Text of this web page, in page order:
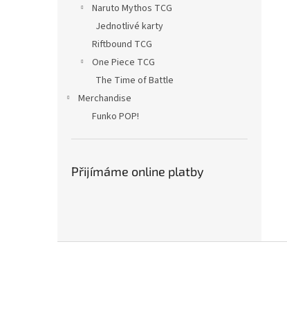
Naruto Mythos TCG
Jednotlivé karty
Riftbound TCG
One Piece TCG
The Time of Battle
Merchandise
Funko POP!
Přijímáme online platby